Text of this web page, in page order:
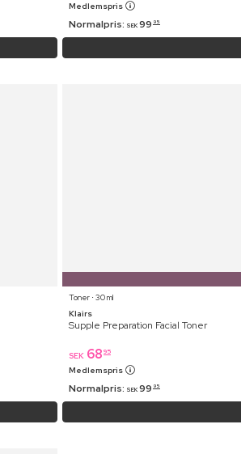
Medlemspris
Normalpris: SEK 99 95
Toner ⋅ 30 ml
Klairs
Supple Preparation Facial Toner
SEK 68 95
Medlemspris
Normalpris: SEK 99 95